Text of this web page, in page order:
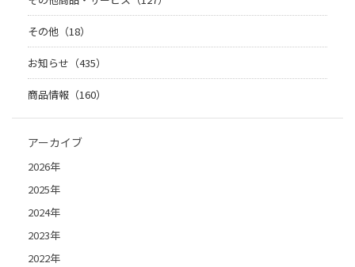
その他（18）
お知らせ（435）
商品情報（160）
アーカイブ
2026年
2025年
2024年
2023年
2022年